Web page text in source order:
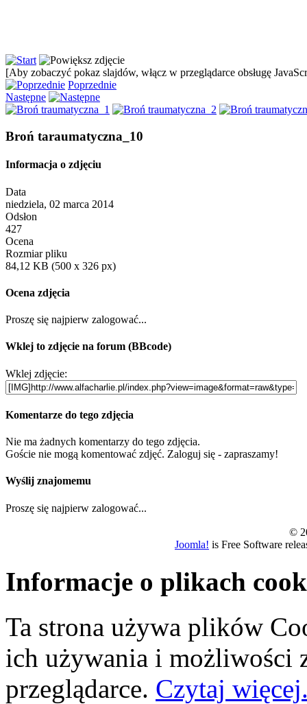
[Aby zobaczyć pokaz slajdów, włącz w przeglądarce obsługę
Poprzednie
Następne
Broń taraumatyczna_10
Informacja o zdjęciu
Data
niedziela, 02 marca 2014
Odsłon
427
Ocena
Rozmiar pliku
84,12 KB (500 x 326 px)
Ocena zdjęcia
Proszę się najpierw zalogować...
Wklej to zdjęcie na forum (BBcode)
Wklej zdjęcie:
Komentarze do tego zdjęcia
Nie ma żadnych komentarzy do tego zdjęcia.
Goście nie mogą komentować zdjęć. Zaloguj się - zapraszamy!
Wyślij znajomemu
Proszę się najpierw zalogować...
©
Joomla! is Free Software
Informacje o plikach
Ta strona używa plików
ich używania i możliwości
przeglądarce. Czytaj